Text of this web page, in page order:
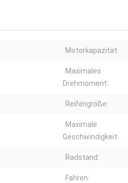
Motorkapazität:
Maximales
Drehmoment:
Reifengröße:
Maximale
Geschwindigkeit:
Radstand:
Fahren: